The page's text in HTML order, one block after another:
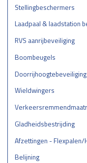
Stellingbeschermers
Laadpaal & laadstation
RVS aanrijbeveiliging
Boombeugels
Doorrijhoogtebeveiliging
Wieldwingers
Gladheidsbestrijding
Afzettingen -
Belijning